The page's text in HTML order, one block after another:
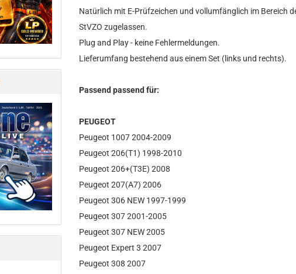
Natürlich mit E-Prüfzeichen und vollumfänglich im Bereich
StVZO zugelassen.
Plug and Play - keine Fehlermeldungen.
Lieferumfang bestehend aus einem Set (links und rechts).
Passend passend für:
PEUGEOT
Peugeot 1007 2004-2009
Peugeot 206(T1) 1998-2010
Peugeot 206+(T3E) 2008
Peugeot 207(A7) 2006
Peugeot 306 NEW 1997-1999
Peugeot 307 2001-2005
Peugeot 307 NEW 2005
Peugeot Expert 3 2007
Peugeot 308 2007